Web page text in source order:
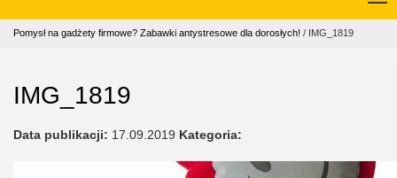
Pomysł na gadżety firmowe? Zabawki antystresowe dla dorosłych! / IMG_1819
IMG_1819
Data publikacji: 17.09.2019 Kategoria: